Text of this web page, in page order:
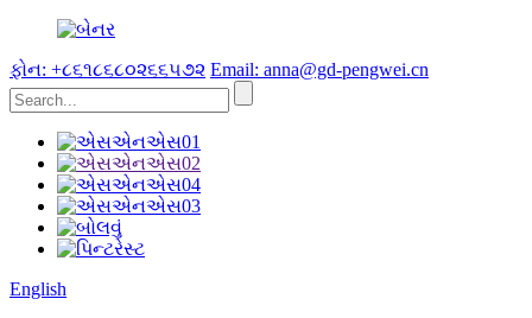
ફોન: +૮૬૧૮૬૮૦૨૬૬૫૭૨ Email: anna@gd-pengwei.cn
English